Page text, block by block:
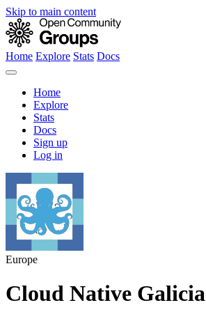
Skip to main content
Home Explore Stats Docs
Home
Explore
Stats
Docs
Sign up
Log in
Europe
Cloud Native Galicia